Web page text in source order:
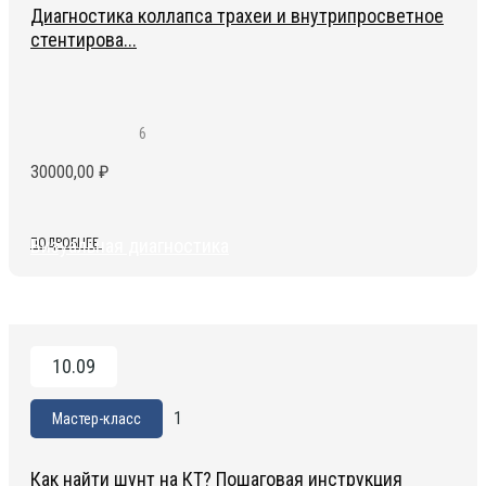
6
Диагностика коллапса трахеи и внутрипросветное
стентирова...
30000,00 ₽
ПОДРОБНЕЕ
10.09
Мастер-класс 1
Визуальная диагностика
Как найти шунт на КТ? Пошаговая инструкция